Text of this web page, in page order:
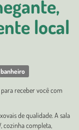
local
receber você com
de qualidade. A sala
cozinha completa,